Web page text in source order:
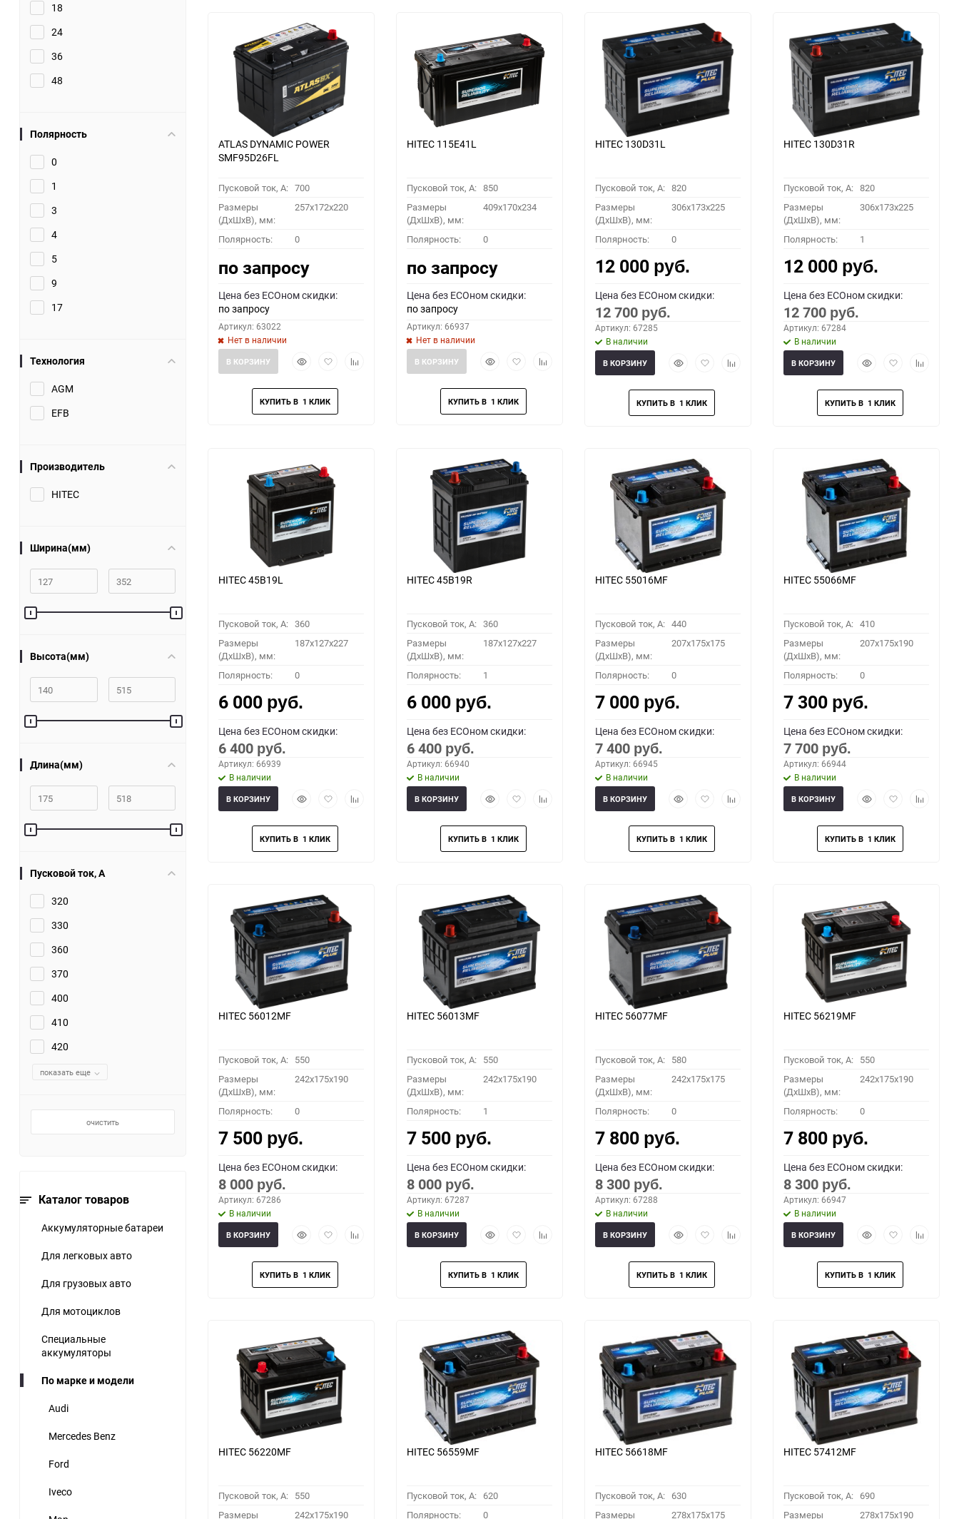
18
24
36
48
Полярность
0
1
3
4
5
9
17
Технология
AGM
EFB
Производитель
HITEC
Ширина(мм)
Высота(мм)
Длина(мм)
Пусковой ток, A
320
330
360
370
400
410
420
показать еще
очистить
Каталог товаров
Аккумуляторные батареи
Для легковых авто
Для грузовых авто
Для мотоциклов
Специальные
аккумуляторы
По марке и модели
Audi
Mercedes Benz
Ford
Iveco
ATLAS DYNAMIC POWER
SMF95D26FL
Пусковой ток, A: 700
Размеры
(ДхШхВ), мм:
257x172x220
Полярность: 0
по запросу
Цена без ECOном скидки:
по запросу
Артикул: 63022
Нет в наличии
БыстрыйДобавить
избранное
Добавить
В КОРЗИНУ
HITEC 115E41L
Пусковой ток, A: 850
Размеры
(ДхШхВ), мм:
409x170x234
Полярность: 0
по запросу
Цена без ECOном скидки:
по запросу
Артикул: 66937
Нет в наличии
БыстрыйДобавить
избранное
Добавить
В КОРЗИНУ
HITEC 130D31L
Пусковой ток, A: 820
Размеры
(ДхШхВ), мм:
306x173x225
Полярность: 0
12 000 руб.
Цена без ECOном скидки:
12 700 руб.
Артикул: 67285
В наличии
БыстрыйДобавить
избранное
Добавить
В КОРЗИНУ
HITEC 130D31R
Пусковой ток, A: 820
Размеры
(ДхШхВ), мм:
306x173x225
Полярность: 1
12 000 руб.
Цена без ECOном скидки:
12 700 руб.
Артикул: 67284
В наличии
БыстрыйДобавить
избранное
Добавить
В КОРЗИНУ
HITEC 45B19L
Пусковой ток, A: 360
Размеры
(ДхШхВ), мм:
187x127x227
Полярность: 0
6 000 руб.
Цена без ECOном скидки:
6 400 руб.
Артикул: 66939
В наличии
БыстрыйДобавить
избранное
Добавить
В КОРЗИНУ
HITEC 45B19R
Пусковой ток, A: 360
Размеры
(ДхШхВ), мм:
187x127x227
Полярность: 1
6 000 руб.
Цена без ECOном скидки:
6 400 руб.
Артикул: 66940
В наличии
БыстрыйДобавить
избранное
Добавить
В КОРЗИНУ
HITEC 55016MF
Пусковой ток, A: 440
Размеры
(ДхШхВ), мм:
207x175x175
Полярность: 0
7 000 руб.
Цена без ECOном скидки:
7 400 руб.
Артикул: 66945
В наличии
БыстрыйДобавить
избранное
Добавить
В КОРЗИНУ
HITEC 55066MF
Пусковой ток, A: 410
Размеры
(ДхШхВ), мм:
207x175x190
Полярность: 0
7 300 руб.
Цена без ECOном скидки:
7 700 руб.
Артикул: 66944
В наличии
БыстрыйДобавить
избранное
Добавить
В КОРЗИНУ
HITEC 56012MF
Пусковой ток, A: 550
Размеры
(ДхШхВ), мм:
242x175x190
Полярность: 0
7 500 руб.
Цена без ECOном скидки:
8 000 руб.
Артикул: 67286
В наличии
БыстрыйДобавить
избранное
Добавить
В КОРЗИНУ
HITEC 56013MF
Пусковой ток, A: 550
Размеры
(ДхШхВ), мм:
242x175x190
Полярность: 1
7 500 руб.
Цена без ECOном скидки:
8 000 руб.
Артикул: 67287
В наличии
БыстрыйДобавить
избранное
Добавить
В КОРЗИНУ
HITEC 56077MF
Пусковой ток, A: 580
Размеры
(ДхШхВ), мм:
242x175x175
Полярность: 0
7 800 руб.
Цена без ECOном скидки:
8 300 руб.
Артикул: 67288
В наличии
БыстрыйДобавить
избранное
Добавить
В КОРЗИНУ
HITEC 56219MF
Пусковой ток, A: 550
Размеры
(ДхШхВ), мм:
242x175x190
Полярность: 0
7 800 руб.
Цена без ECOном скидки:
8 300 руб.
Артикул: 66947
В наличии
БыстрыйДобавить
избранное
Добавить
В КОРЗИНУ
HITEC 56220MF
Пусковой ток, A: 550
Размеры
242x175x190
HITEC 56559MF
Пусковой ток, A: 620
Полярность:
0
HITEC 56618MF
Пусковой ток, A: 630
Размеры
278x175x175
HITEC 57412MF
Пусковой ток, A: 690
Размеры
278x175x190